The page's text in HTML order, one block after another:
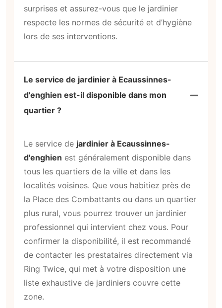
surprises et assurez-vous que le jardinier
respecte les normes de sécurité et d’hygiène
lors de ses interventions.
Le service de jardinier à Ecaussinnes-
d'enghien est-il disponible dans mon
quartier ?
Le service de jardinier à Ecaussinnes-
d'enghien est généralement disponible dans
tous les quartiers de la ville et dans les
localités voisines. Que vous habitiez près de
la Place des Combattants ou dans un quartier
plus rural, vous pourrez trouver un jardinier
professionnel qui intervient chez vous. Pour
confirmer la disponibilité, il est recommandé
de contacter les prestataires directement via
Ring Twice, qui met à votre disposition une
liste exhaustive de jardiniers couvre cette
zone.